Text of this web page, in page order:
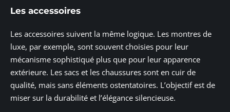
Les accessoires
Les accessoires suivent la même logique. Les montres de
luxe, par exemple, sont souvent choisies pour leur
mécanisme sophistiqué plus que pour leur apparence
extérieure. Les sacs et les chaussures sont en cuir de
qualité, mais sans éléments ostentatoires. L’objectif est de
miser sur la durabilité et l’élégance silencieuse.